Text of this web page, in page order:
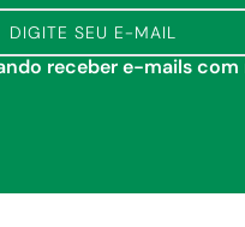
receber e-mails